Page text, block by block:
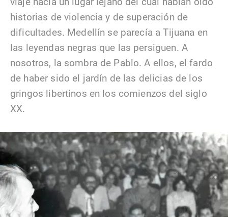
historias de violencia y de superación de
dificultades. Medellín se parecía a Tijuana en
las leyendas negras que las persiguen. A
nosotros, la sombra de Pablo. A ellos, el fardo
de haber sido el jardín de las delicias de los
gringos libertinos en los comienzos del siglo
XX.